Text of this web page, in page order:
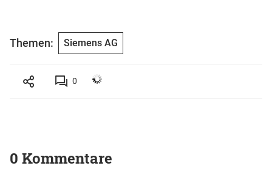
Themen: Siemens AG
0
0 Kommentare